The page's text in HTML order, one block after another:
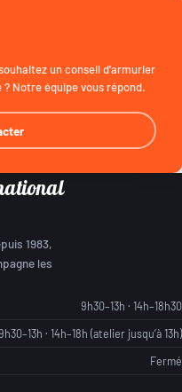
un conseil d'armurier
Notre équipe vous répond.
1983,
les
9h30–13h · 14h–18h30
· 14h–18h (atelier jusqu’à 13h)
Fermé